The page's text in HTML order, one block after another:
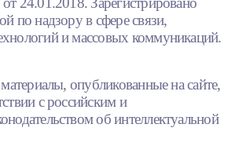
по надзору в сфере связи,
и массовых коммуникаций.
опубликованные на сайте,
с российским и
об интеллектуальной